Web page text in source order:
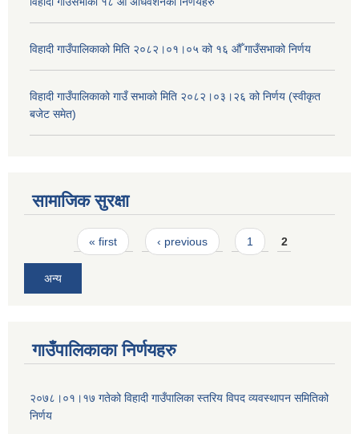
विहादी गाउँपालिकाको मिति २०८२।०१।०५ को १६ औँ गाउँसभाको निर्णय
विहादी गाउँपालिकाको गाउँ सभाको मिति २०८२।०३।२६ को निर्णय (स्वीकृत
बजेट समेत)
सामाजिक सुरक्षा
Pages« first ‹ previous 1 2
अन्य
गाउँपालिकाका निर्णयहरु
२०७८।०१।१७ गतेको विहादी गाउँपालिका स्तरिय विपद व्यवस्थापन समितिको
निर्णय